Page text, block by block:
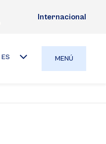
Internacional
ES MENÚ